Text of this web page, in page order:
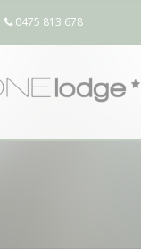
0475 813 678